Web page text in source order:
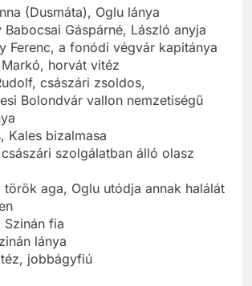
(Dusmáta), Oglu lánya
Gáspárné, László anyja
Ferenc, a fonódi végvár kapitánya
horvát vitéz
császári zsoldos,
Bolondvár vallon nemzetiségű
Kales bizalmasa
szolgálatban álló olasz
török aga, Oglu utódja annak halálát
Szinán fia
lánya
jobbágyfiú